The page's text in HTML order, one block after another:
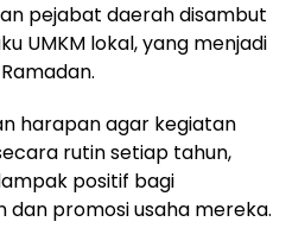
pejabat daerah disambut
UMKM lokal, yang menjadi
harapan agar kegiatan
rutin setiap tahun,
positif bagi
dan promosi usaha mereka.